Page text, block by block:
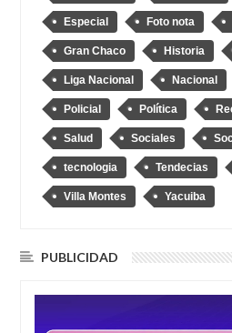
Especial Foto nota
Gran Chaco Historia
Liga Nacional Nacional
Policial Política
Salud Sociales
tecnologia Tendecias
Villa Montes Yacuiba
PUBLICIDAD